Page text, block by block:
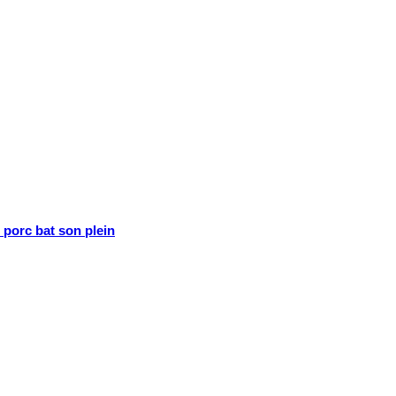
bat son plein